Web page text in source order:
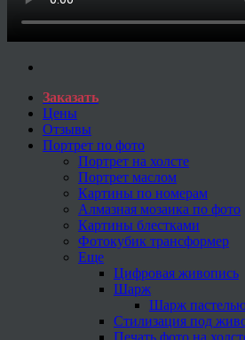
Заказать
Цены
Отзывы
Портрет по фото
Портрет на холсте
Портрет маслом
Картины по номерам
Алмазная мозаика по фото
Картины блестками
Фотокубик трансформер
Еще
Цифровая живопись
Шарж
Шарж
Стилизация под
Печать фото на